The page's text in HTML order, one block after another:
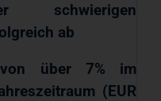
ab
von über 7% im
(EUR